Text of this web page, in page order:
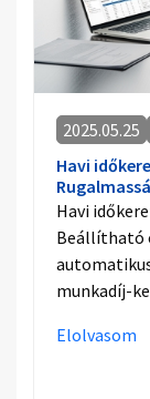
2025.05.25
Havi
Havi
Beállítható
munkadíj-
Elolvasom